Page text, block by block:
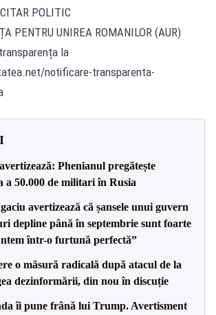
POLITIC
PENTRU UNIREA ROMANILOR (AUR)
la
notificare-transparenta-
Phenianul pregătește
a 50.000 de militari în Rusia
avertizează că șansele unui guvern
depline până în septembrie sunt foarte
într-o furtună perfectă”
o măsură radicală după atacul de la
dezinformării, din nou în discuție
îi pune frână lui Trump. Avertisment